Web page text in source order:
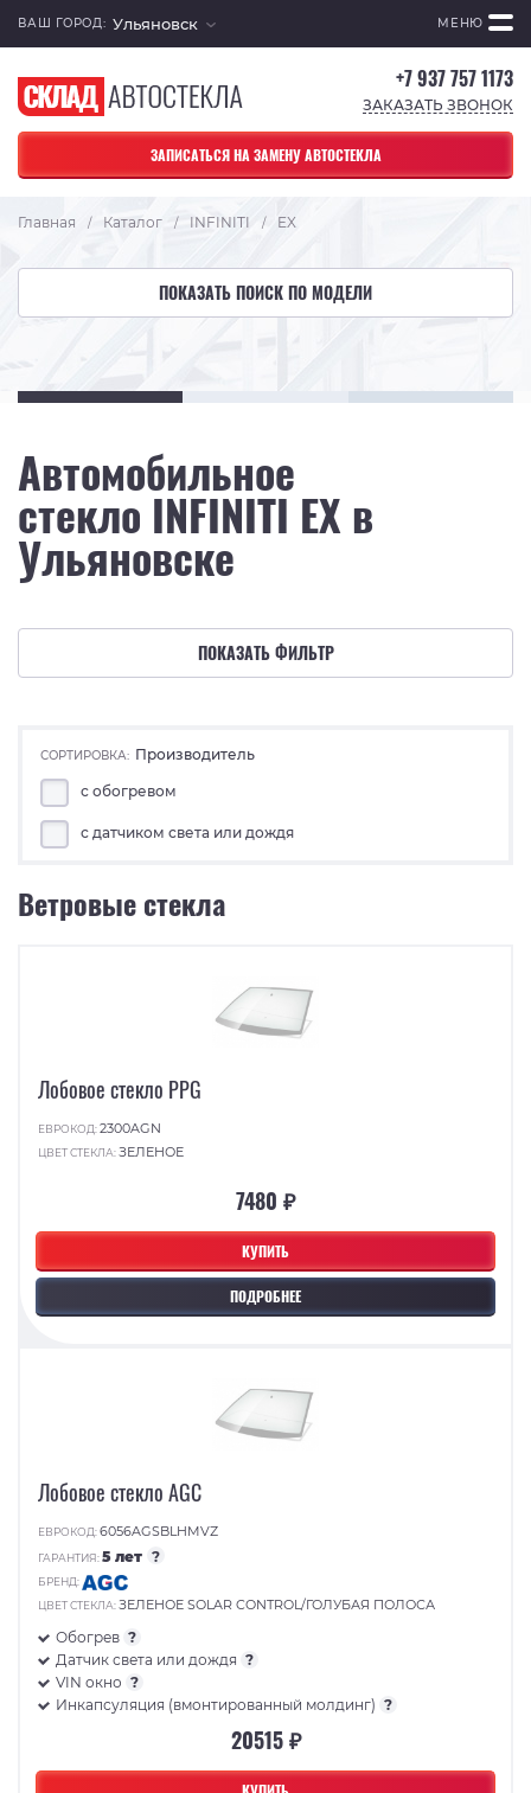
ВАШ ГОРОД: Ульяновск МЕНЮ
+7 937 757 1173
ЗАКАЗАТЬ ЗВОНОК
ЗАПИСАТЬСЯ НА ЗАМЕНУ АВТОСТЕКЛА
Главная / Каталог / INFINITI / EX
ПОКАЗАТЬ ПОИСК ПО МОДЕЛИ
Автомобильное
стекло INFINITI EX в
Ульяновске
ПОКАЗАТЬ ФИЛЬТР
СОРТИРОВКА: Производитель
с обогревом
с датчиком света или дождя
Ветровые стекла
КУПИТЬ
ПОДРОБНЕЕ
Лобовое стекло PPG
ЕВРОКОД:2300AGN
ЦВЕТ СТЕКЛА:ЗЕЛЕНОЕ
7480 ₽
Лобовое стекло AGC
ЕВРОКОД:6056AGSBLHMVZ
ГАРАНТИЯ:5 лет ?
БРЕНД:
ЦВЕТ СТЕКЛА:ЗЕЛЕНОЕ SOLAR CONTROL/ГОЛУБАЯ ПОЛОСА
Обогрев ?
Датчик света или дождя ?
VIN окно ?
Инкапсуляция (вмонтированный молдинг) ?
20515 ₽